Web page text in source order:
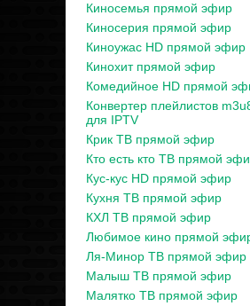
Киносемья прямой эфир
Киносерия прямой эфир
Киноужас HD прямой эфир
Кинохит прямой эфир
Комедийное HD прямой
Конвертер плейлистов
для IPTV
Крик ТВ прямой эфир
Кто есть кто ТВ прямой
Кус-кус HD прямой эфир
Кухня ТВ прямой эфир
КХЛ ТВ прямой эфир
Любимое кино прямой
Ля-Минор ТВ прямой эфир
Малыш ТВ прямой эфир
Малятко ТВ прямой эфир